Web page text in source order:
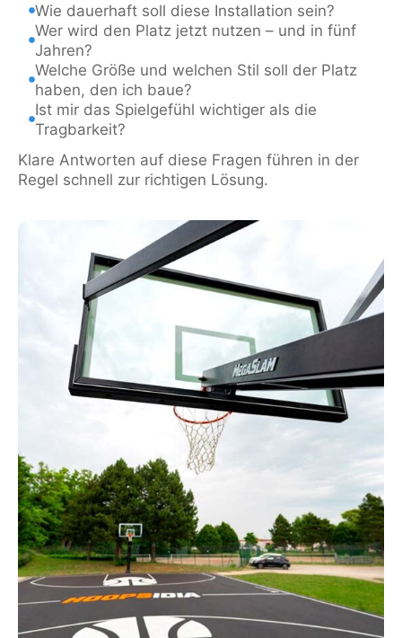
Wie dauerhaft soll diese Installation sein?
Wer wird den Platz jetzt nutzen – und in fünf
Jahren?
Welche Größe und welchen Stil soll der Platz
haben, den ich baue?
Ist mir das Spielgefühl wichtiger als die
Tragbarkeit?
Klare Antworten auf diese Fragen führen in der
Regel schnell zur richtigen Lösung.